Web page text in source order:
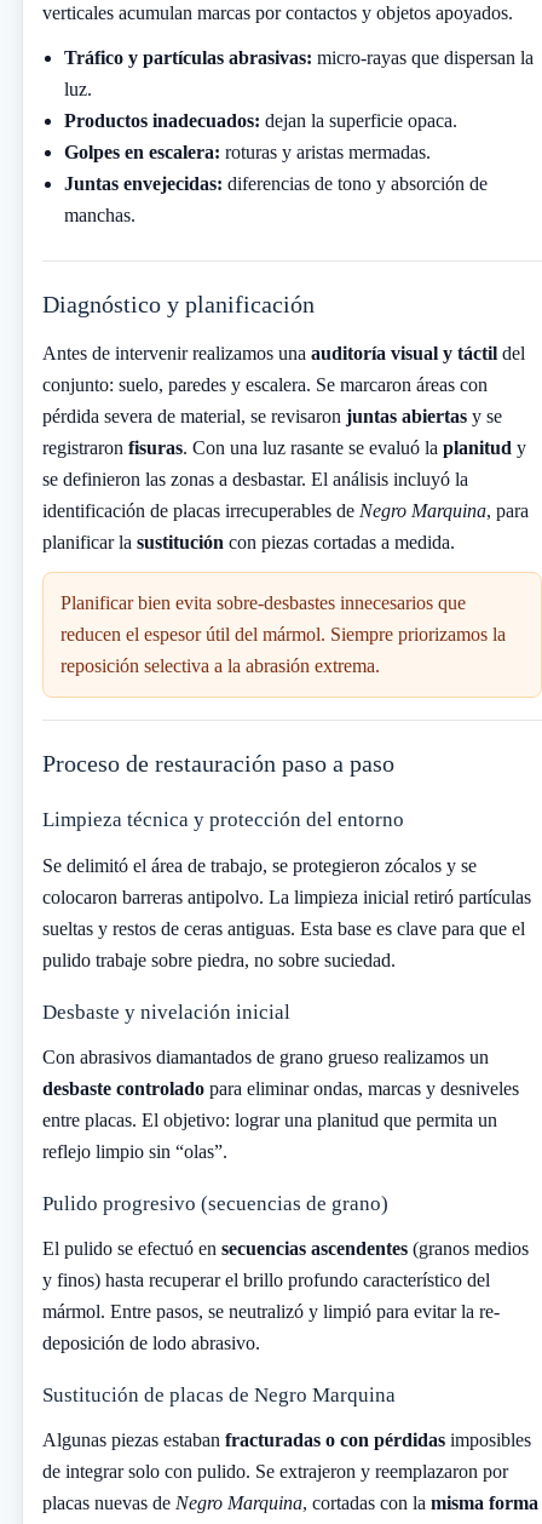
verticales acumulan marcas por contactos y objetos apoyados.
Tráfico y partículas abrasivas: micro-rayas que dispersan la
luz.
Productos inadecuados: dejan la superficie opaca.
Golpes en escalera: roturas y aristas mermadas.
Juntas envejecidas: diferencias de tono y absorción de
manchas.
Diagnóstico y planificación
Antes de intervenir realizamos una auditoría visual y táctil del
conjunto: suelo, paredes y escalera. Se marcaron áreas con
pérdida severa de material, se revisaron juntas abiertas y se
registraron fisuras. Con una luz rasante se evaluó la planitud y
se definieron las zonas a desbastar. El análisis incluyó la
identificación de placas irrecuperables de Negro Marquina, para
planificar la sustitución con piezas cortadas a medida.
Planificar bien evita sobre-desbastes innecesarios que
reducen el espesor útil del mármol. Siempre priorizamos la
reposición selectiva a la abrasión extrema.
Proceso de restauración paso a paso
Limpieza técnica y protección del entorno
Se delimitó el área de trabajo, se protegieron zócalos y se
colocaron barreras antipolvo. La limpieza inicial retiró partículas
sueltas y restos de ceras antiguas. Esta base es clave para que el
pulido trabaje sobre piedra, no sobre suciedad.
Desbaste y nivelación inicial
Con abrasivos diamantados de grano grueso realizamos un
desbaste controlado para eliminar ondas, marcas y desniveles
entre placas. El objetivo: lograr una planitud que permita un
reflejo limpio sin “olas”.
Pulido progresivo (secuencias de grano)
El pulido se efectuó en secuencias ascendentes (granos medios
y finos) hasta recuperar el brillo profundo característico del
mármol. Entre pasos, se neutralizó y limpió para evitar la re-
deposición de lodo abrasivo.
Sustitución de placas de Negro Marquina
Algunas piezas estaban fracturadas o con pérdidas imposibles
de integrar solo con pulido. Se extrajeron y reemplazaron por
placas nuevas de Negro Marquina, cortadas con la misma forma